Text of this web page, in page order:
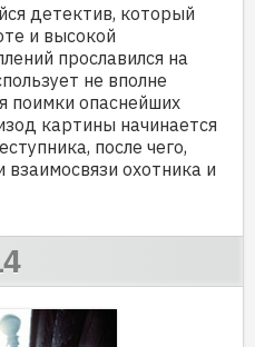
детектив, который
и высокой
прославился на
не вполне
поимки опаснейших
картины начинается
после чего,
охотника и